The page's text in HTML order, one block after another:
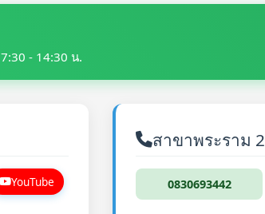
7:30 - 14:30 น.
YouTube
สาขาพระราม 2
0830693442